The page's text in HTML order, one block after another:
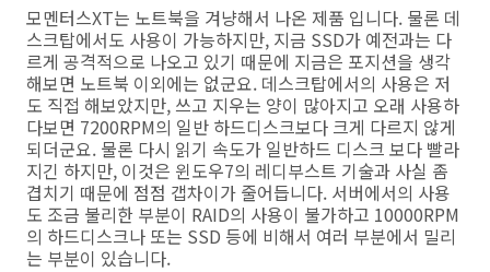
모멘터스XT는 노트북을 겨냥해서 나온 제품 입니다. 물론 데
스크탑에서도 사용이 가능하지만, 지금 SSD가 예전과는 다
르게 공격적으로 나오고 있기 때문에 지금은 포지션을 생각
해보면 노트북 이외에는 없군요. 데스크탑에서의 사용은 저
도 직접 해보았지만, 쓰고 지우는 양이 많아지고 오래 사용하
다보면 7200RPM의 일반 하드디스크보다 크게 다르지 않게
되더군요. 물론 다시 읽기 속도가 일반하드 디스크 보다 빨라
지긴 하지만, 이것은 윈도우7의 레디부스트 기술과 사실 좀
겹치기 때문에 점점 갭차이가 줄어듭니다. 서버에서의 사용
도 조금 불리한 부분이 RAID의 사용이 불가하고 10000RPM
의 하드디스크나 또는 SSD 등에 비해서 여러 부분에서 밀리
는 부분이 있습니다.